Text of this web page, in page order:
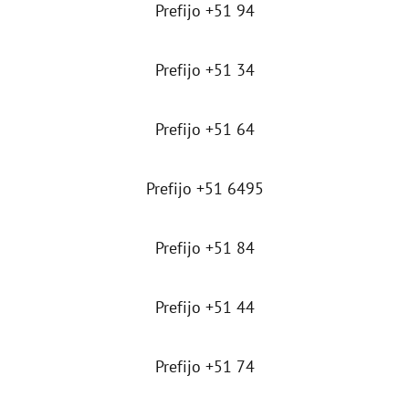
Prefijo +51 94
Prefijo +51 34
Prefijo +51 64
Prefijo +51 6495
Prefijo +51 84
Prefijo +51 44
Prefijo +51 74